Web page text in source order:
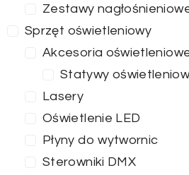
Zestawy
Sprzęt oświetleniowy
Akcesoria
Statywy
Lasery
Oświetlenie LED
Płyny do wytwornic
Sterowniki DMX